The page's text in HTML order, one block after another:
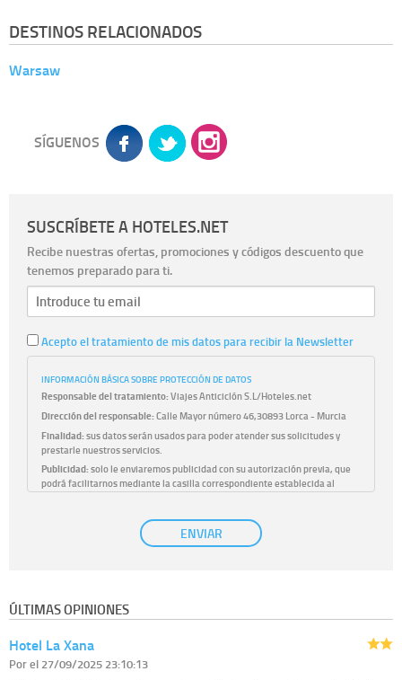
DESTINOS RELACIONADOS
Warsaw
SÍGUENOS
SUSCRÍBETE A HOTELES.NET
Recibe nuestras ofertas, promociones y códigos descuento que
tenemos preparado para ti.
Acepto el tratamiento de mis datos para recibir la Newsletter
INFORMACIÓN BÁSICA SOBRE PROTECCIÓN DE DATOS
Responsable del tratamiento:Viajes Anticiclón S.L/Hoteles.net
Dirección del responsable:Calle Mayor número 46,30893 Lorca - Murcia
Finalidad:sus datos serán usados para poder atender sus solicitudes y
prestarle nuestros servicios.
Publicidad:solo le enviaremos publicidad con su autorización previa, que
podrá facilitarnos mediante la casilla correspondiente establecida al
únicamente trataremos sus datos con su consentimiento
previo, que podrá facilitarnos mediante la casilla correspondiente
Derechos:tiene derecho a saber qué información tenemos sobre usted,
disponible en nuestra página web.
Información complementaria:
ENVIAR
ÚLTIMAS OPINIONES
Hotel La Xana
Porel 27/09/2025 23:10:13